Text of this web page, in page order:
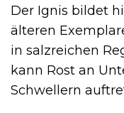
Der Ignis bildet
älteren
in salzreichen
kann Rost an
Schwellern